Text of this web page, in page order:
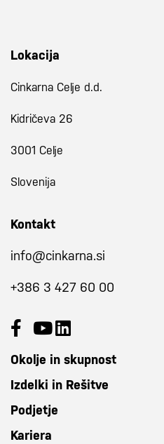
Lokacija
Cinkarna Celje d.d.
Kidričeva 26
3001 Celje
Slovenija
Kontakt
info@cinkarna.si
+386 3 427 60 00
Okolje in skupnost
Izdelki in Rešitve
Podjetje
Kariera